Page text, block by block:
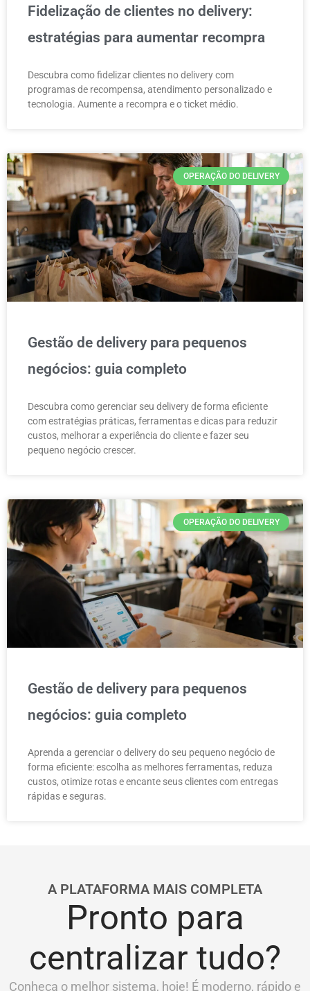
Fidelização de clientes no delivery:
estratégias para aumentar recompra
Descubra como fidelizar clientes no delivery com
programas de recompensa, atendimento personalizado e
tecnologia. Aumente a recompra e o ticket médio.
OPERAÇÃO DO DELIVERY
Gestão de delivery para pequenos
negócios: guia completo
Descubra como gerenciar seu delivery de forma eficiente
com estratégias práticas, ferramentas e dicas para reduzir
custos, melhorar a experiência do cliente e fazer seu
pequeno negócio crescer.
OPERAÇÃO DO DELIVERY
Gestão de delivery para pequenos
negócios: guia completo
Aprenda a gerenciar o delivery do seu pequeno negócio de
forma eficiente: escolha as melhores ferramentas, reduza
custos, otimize rotas e encante seus clientes com entregas
rápidas e seguras.
A PLATAFORMA MAIS COMPLETA
Pronto para
centralizar tudo?
Conheça o melhor sistema, hoje! É moderno, rápido e